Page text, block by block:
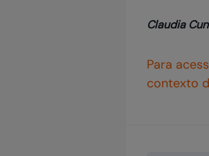
Claudia
Para
contexto